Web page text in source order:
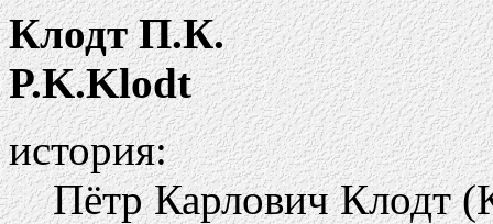
Клодт П.К.
P.K.Klodt
история:
Пётр Карлович Клодт